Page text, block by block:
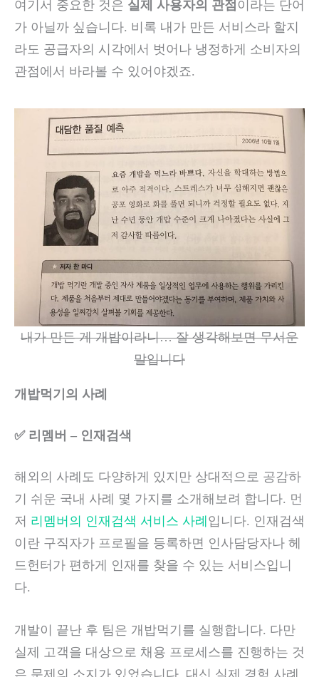
여기서 중요한 것은 실제 사용자의 관점 이라는 단어
가 아닐까 싶습니다. 비록 내가 만든 서비스라 할지
라도 공급자의 시각에서 벗어나 냉정하게 소비자의
관점에서 바라볼 수 있어야겠죠.
내가 만든 게 개밥이라니… 잘 생각해보면 무서운
말입니다
개밥먹기의 사례
✅ 리멤버 – 인재검색
해외의 사례도 다양하게 있지만 상대적으로 공감하
기 쉬운 국내 사례 몇 가지를 소개해보려 합니다. 먼
저 리멤버의 인재검색 서비스 사례 입니다. 인재검색
이란 구직자가 프로필을 등록하면 인사담당자나 헤
드헌터가 편하게 인재를 찾을 수 있는 서비스입니
다.
개발이 끝난 후 팀은 개밥먹기를 실행합니다. 다만
실제 고객을 대상으로 채용 프로세스를 진행하는 것